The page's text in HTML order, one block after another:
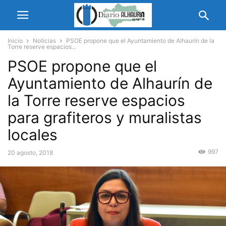
Inicio Noticias
PSOE propone que el Ayuntamiento de Alhaurín de la
Torre reserve espacios...
PSOE propone que el
Ayuntamiento de Alhaurín de
la Torre reserve espacios
para grafiteros y muralistas
locales
20 agosto, 2018 997